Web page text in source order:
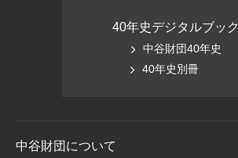
40年史デジタルブック
中谷財団40年史
40年史別冊
中谷財団について